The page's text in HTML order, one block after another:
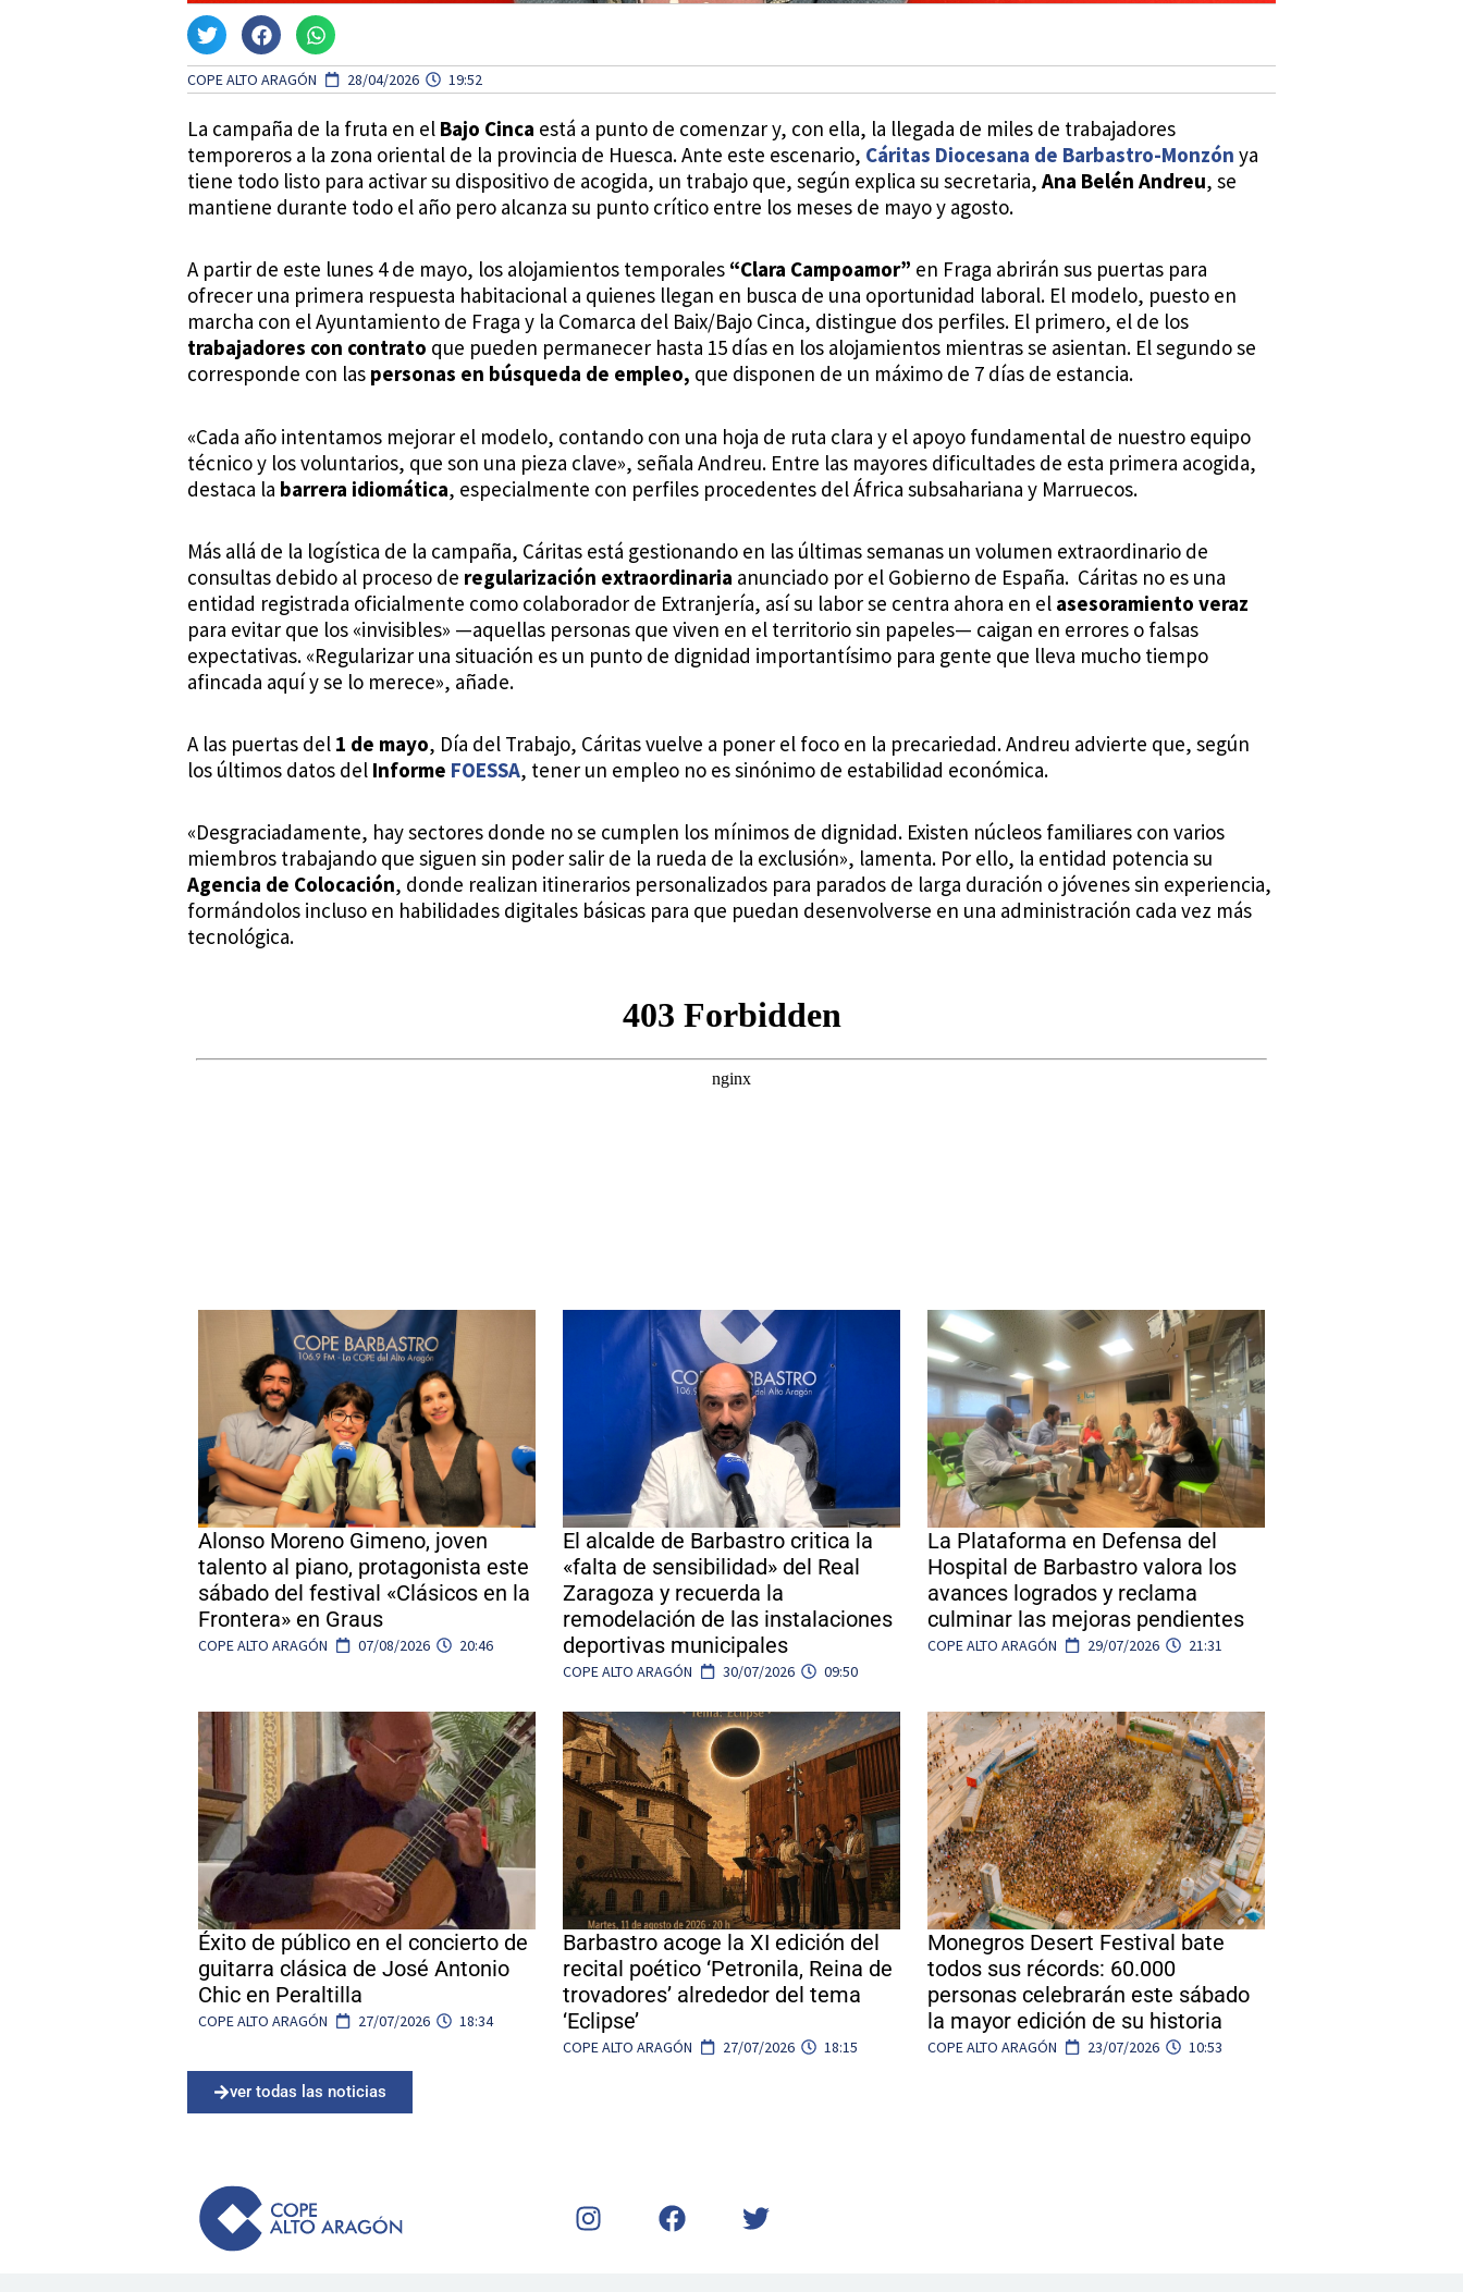
COPE ALTO ARAGÓN 28/04/2026 19:52
La campaña de la fruta en el Bajo Cinca está a punto de comenzar y, con ella, la llegada de miles de trabajadores
temporeros a la zona oriental de la provincia de Huesca. Ante este escenario, Cáritas Diocesana de Barbastro-Monzón ya
tiene todo listo para activar su dispositivo de acogida, un trabajo que, según explica su secretaria, Ana Belén Andreu, se
mantiene durante todo el año pero alcanza su punto crítico entre los meses de mayo y agosto.
A partir de este lunes 4 de mayo, los alojamientos temporales “Clara Campoamor” en Fraga abrirán sus puertas para
ofrecer una primera respuesta habitacional a quienes llegan en busca de una oportunidad laboral. El modelo, puesto en
marcha con el Ayuntamiento de Fraga y la Comarca del Baix/Bajo Cinca, distingue dos perfiles. El primero, el de los
trabajadores con contrato que pueden permanecer hasta 15 días en los alojamientos mientras se asientan. El segundo se
corresponde con las personas en búsqueda de empleo, que disponen de un máximo de 7 días de estancia.
«Cada año intentamos mejorar el modelo, contando con una hoja de ruta clara y el apoyo fundamental de nuestro equipo
técnico y los voluntarios, que son una pieza clave», señala Andreu. Entre las mayores dificultades de esta primera acogida,
destaca la barrera idiomática, especialmente con perfiles procedentes del África subsahariana y Marruecos.
Más allá de la logística de la campaña, Cáritas está gestionando en las últimas semanas un volumen extraordinario de
consultas debido al proceso de regularización extraordinaria anunciado por el Gobierno de España. Cáritas no es una
entidad registrada oficialmente como colaborador de Extranjería, así su labor se centra ahora en el asesoramiento veraz
para evitar que los «invisibles» —aquellas personas que viven en el territorio sin papeles— caigan en errores o falsas
expectativas. «Regularizar una situación es un punto de dignidad importantísimo para gente que lleva mucho tiempo
afincada aquí y se lo merece», añade.
A las puertas del 1 de mayo, Día del Trabajo, Cáritas vuelve a poner el foco en la precariedad. Andreu advierte que, según
los últimos datos del Informe FOESSA, tener un empleo no es sinónimo de estabilidad económica.
«Desgraciadamente, hay sectores donde no se cumplen los mínimos de dignidad. Existen núcleos familiares con varios
miembros trabajando que siguen sin poder salir de la rueda de la exclusión», lamenta. Por ello, la entidad potencia su
Agencia de Colocación, donde realizan itinerarios personalizados para parados de larga duración o jóvenes sin experiencia,
formándolos incluso en habilidades digitales básicas para que puedan desenvolverse en una administración cada vez más
tecnológica.
Alonso Moreno Gimeno, joven
talento al piano, protagonista este
sábado del festival «Clásicos en la
Frontera» en Graus
COPE ALTO ARAGÓN 07/08/2026 20:46
El alcalde de Barbastro critica la
«falta de sensibilidad» del Real
Zaragoza y recuerda la
remodelación de las instalaciones
deportivas municipales
COPE ALTO ARAGÓN 30/07/2026 09:50
La Plataforma en Defensa del
Hospital de Barbastro valora los
avances logrados y reclama
culminar las mejoras pendientes
COPE ALTO ARAGÓN 29/07/2026 21:31
Éxito de público en el concierto de
guitarra clásica de José Antonio
Chic en Peraltilla
COPE ALTO ARAGÓN 27/07/2026 18:34
Barbastro acoge la XI edición del
recital poético ‘Petronila, Reina de
trovadores’ alrededor del tema
‘Eclipse’
COPE ALTO ARAGÓN 27/07/2026 18:15
Monegros Desert Festival bate
todos sus récords: 60.000
personas celebrarán este sábado
la mayor edición de su historia
COPE ALTO ARAGÓN 23/07/2026 10:53
ver todas las noticias
I
n
F
a
T
w